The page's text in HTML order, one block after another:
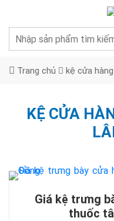
Trang chủ kệ cửa
KỆ CỬA
Giá kệ trưng
thuốc